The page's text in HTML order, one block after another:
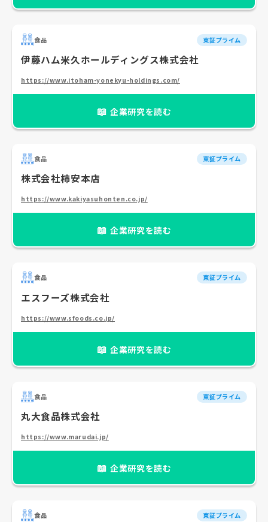
食品 東証プライム
伊藤ハム米久ホールディングス株式会社
https://www.itoham-yonekyu-holdings.com/
📖 企業研究を読む
食品 東証プライム
株式会社柿安本店
https://www.kakiyasuhonten.co.jp/
📖 企業研究を読む
食品 東証プライム
エスフーズ株式会社
https://www.sfoods.co.jp/
📖 企業研究を読む
食品 東証プライム
丸大食品株式会社
https://www.marudai.jp/
📖 企業研究を読む
食品 東証プライム